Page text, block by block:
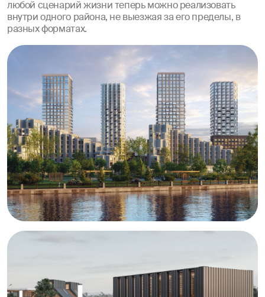
любой сценарий жизни теперь можно реализовать
внутри одного района, не выезжая за его пределы, в
разных форматах.